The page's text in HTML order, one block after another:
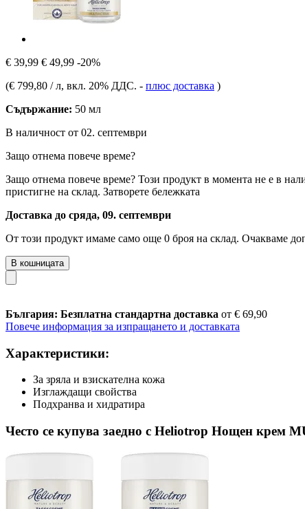
€ 39,99 € 49,99 -20%
(€ 799,80 / л, вкл. 20% ДДС. - плюс доставка )
Съдържание: 50 мл
В наличност от 02. септември
Защо отнема повече време?
Защо отнема повече време? Този продукт в момента не е в
пристигне на склад. Затворете бележката
Доставка до сряда, 09. септември
От този продукт имаме само още 0 броя на склад. Очакваме
В кошницата
България: Безплатна стандартна доставка от € 69,90
Повече информация за изпращането и доставката
Характеристики:
За зряла и взискателна кожа
Изглаждащи свойства
Подхранва и хидратира
Често се купува заедно с Heliotrop Нощен крем